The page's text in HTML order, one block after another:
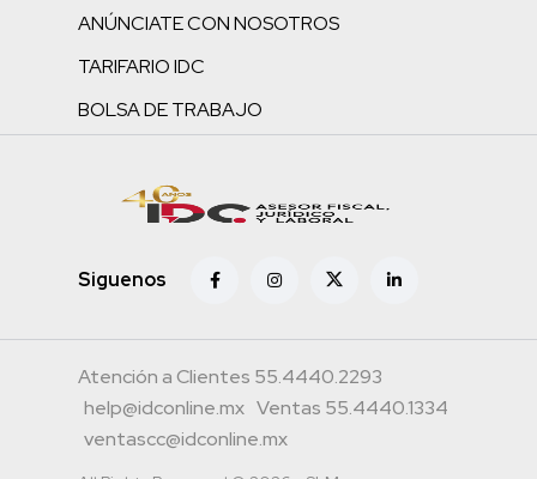
ANÚNCIATE CON NOSOTROS
TARIFARIO IDC
BOLSA DE TRABAJO
Siguenos
Atención a Clientes 55.4440.2293
help@idconline.mx Ventas 55.4440.1334
ventascc@idconline.mx